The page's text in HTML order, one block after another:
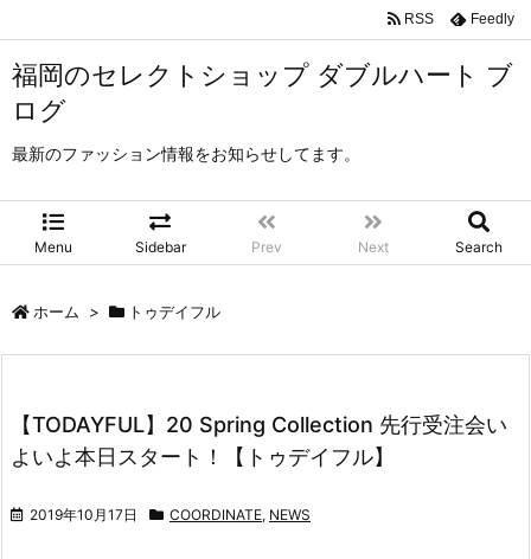
福岡のセレクトショップ ダブルハート ブ
ログ
最新のファッション情報をお知らせしてます。
Menu Sidebar Prev Next Search
RSS Feedly
ホーム > トゥデイフル
【TODAYFUL】20 Spring Collection 先行受注会い
よいよ本日スタート！【トゥデイフル】
2019年10月17日 COORDINATE, NEWS